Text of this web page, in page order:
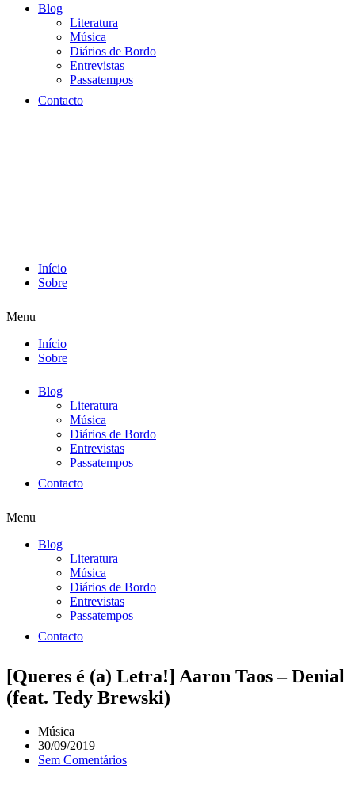
Blog
Literatura
Música
Diários de Bordo
Entrevistas
Passatempos
Contacto
Início
Sobre
Menu
Início
Sobre
Blog
Literatura
Música
Diários de Bordo
Entrevistas
Passatempos
Contacto
Menu
Blog
Literatura
Música
Diários de Bordo
Entrevistas
Passatempos
Contacto
[Queres é (a) Letra!] Aaron Taos – Denial
(feat. Tedy Brewski)
Música
30/09/2019
Sem Comentários